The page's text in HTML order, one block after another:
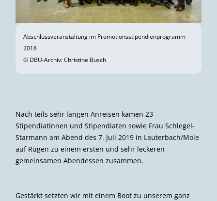
Abschlussveranstaltung im Promotionsstipendienprogramm
2018
© DBU-Archiv: Christine Busch
Nach teils sehr langen Anreisen kamen 23
Stipendiatinnen und Stipendiaten sowie Frau Schlegel-
Starmann am Abend des 7. Juli 2019 in Lauterbach/Mole
auf Rügen zu einem ersten und sehr leckeren
gemeinsamen Abendessen zusammen.
Gestärkt setzten wir mit einem Boot zu unserem ganz